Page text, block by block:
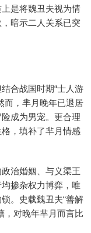
是将魏丑夫视为情
暗示二人关系已突
合战国时期“士人游
而，芈月晚年已退居
成为男宠。更合理
，填补了芈月情感
治婚姻、与义渠王
掺杂权力博弈，唯
。史载魏丑夫“善解
，对晚年芈月而言比